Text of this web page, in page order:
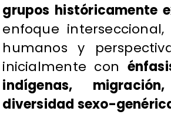
grupos históricamente
enfoque
humanos y
inicialmente con
indígenas,
diversidad sexo-